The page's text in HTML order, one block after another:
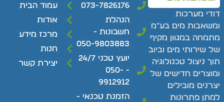
מערכות
מים בע"מ
במגוון מקיף
שירותי מים וביוב
ניצול טכנולוגיה
חדישים של
מובילים
פתרונות
073-7826176
הנהלת
חשבונות -
050-9803883
יועץ טכני 24/7
- 050-
9912912
הזמנת טכנאי -
עמוד הבית
אודות
מרכז מידע
חנות
יצירת קשר